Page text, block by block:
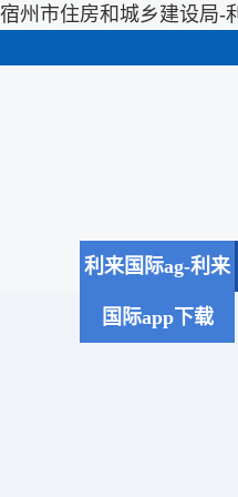
宿州市住房和城乡建设局-
利来国际ag-利来
国际app下载